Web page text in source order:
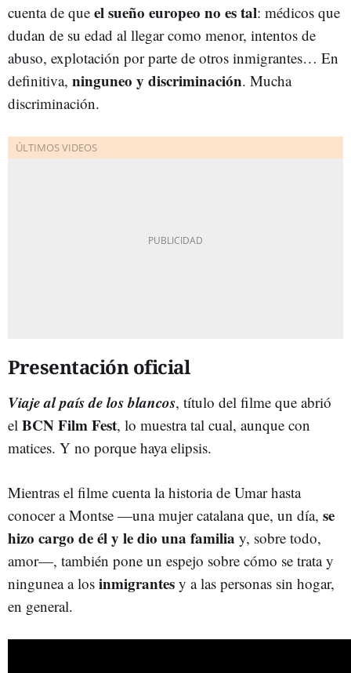
cuenta de que el sueño europeo no es tal: médicos que
dudan de su edad al llegar como menor, intentos de
abuso, explotación por parte de otros inmigrantes… En
definitiva, ninguneo y discriminación. Mucha
discriminación.
Presentación oficial
Viaje al país de los blancos, título del filme que abrió
el BCN Film Fest, lo muestra tal cual, aunque con
matices. Y no porque haya elipsis.
Mientras el filme cuenta la historia de Umar hasta
conocer a Montse —una mujer catalana que, un día, se
hizo cargo de él y le dio una familia y, sobre todo,
amor—, también pone un espejo sobre cómo se trata y
ningunea a los inmigrantes y a las personas sin hogar,
en general.